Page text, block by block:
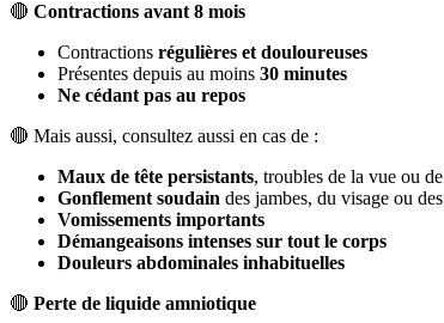
 Contractions avant 8 mois
Contractions régulières et douloureuses
Présentes depuis au moins 30 minutes
Ne cédant pas au repos
 Mais aussi, consultez aussi en cas de :
Maux de tête persistants, troubles de la vue ou de
Gonflement soudain des jambes, du visage ou des
Vomissements importants
Démangeaisons intenses sur tout le corps
Douleurs abdominales inhabituelles
 Perte de liquide amniotique